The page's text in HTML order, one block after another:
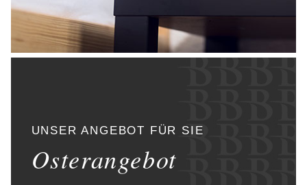
UNSER ANGEBOT FÜR SIE
Osterangebot